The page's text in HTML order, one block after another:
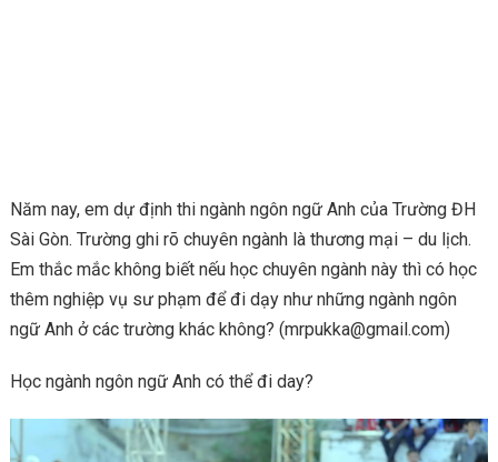
Năm nay, em dự định thi ngành ngôn ngữ Anh của Trường ĐH
Sài Gòn. Trường ghi rõ chuyên ngành là thương mại – du lịch.
Em thắc mắc không biết nếu học chuyên ngành này thì có học
thêm nghiệp vụ sư phạm để đi dạy như những ngành ngôn
ngữ Anh ở các trường khác không? (mrpukka@gmail.com)
Học ngành ngôn ngữ Anh có thể đi day?